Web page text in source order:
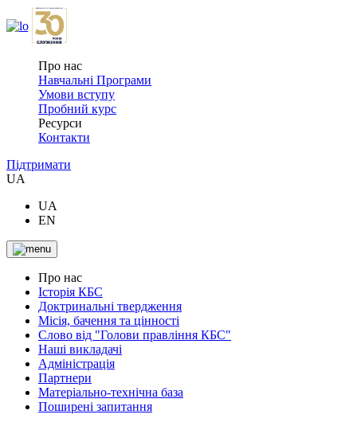
Про нас
Навчальні Програми
Умови вступу
Пробний курс
Ресурси
Контакти
Підтримати
UA
UA
EN
Про нас
Історія КБС
Доктринальні твердження
Місія, бачення та цінності
Слово від "Голови правління КБС"
Наші викладачі
Адміністрація
Партнери
Матеріально-технічна база
Поширені запитання